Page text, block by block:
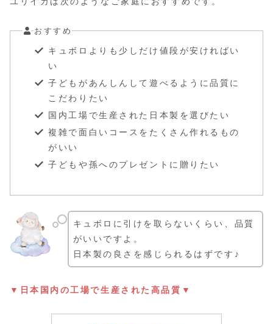
おすすめ
キュボロよりも少しだけ値段が安ければい
い
子どもがあんしんして遊べるように品質に
こだわりたい
国内工場で生産された日本製を選びたい
複雑で面白いコースをたくさん作れるもの
がいい
子どもや孫へのプレゼントに贈りたい
キュボロに引けを取らないくらい、品質
がいいですよ。
日本製の良さを感じられるはずです♪
▼日本国内の工場で生産された高品質▼